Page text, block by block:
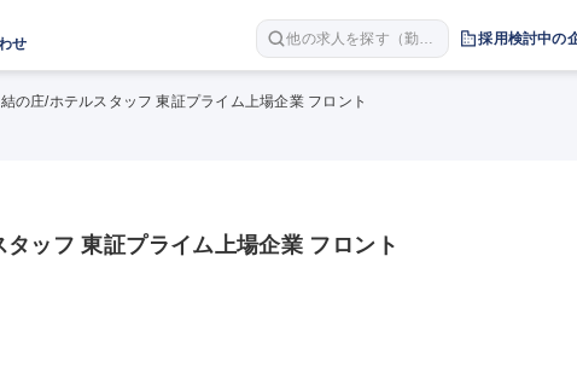
せ
他の求人を探す（勤務
地 職種 年収など）
採用検討中の
の庄/ホテルスタッフ 東証プライム上場企業 フロント
ッフ 東証プライム上場企業 フロント